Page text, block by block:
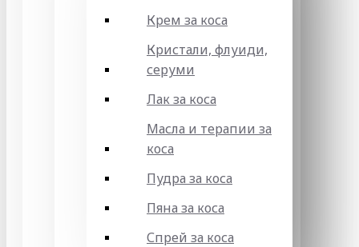
Крем за коса
Кристали, флуиди,
серуми
Лак за коса
Масла и терапии за
коса
Пудра за коса
Пяна за коса
Спрей за коса